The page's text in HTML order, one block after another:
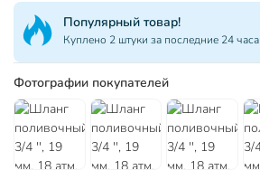
Популярный товар!
Куплено 2 штуки за последние 24 часа
Фотографии покупателей